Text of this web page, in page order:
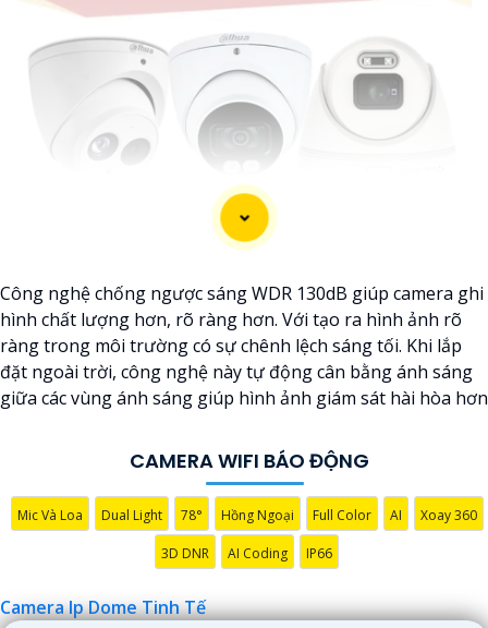
Công nghệ chống ngược sáng WDR 130dB giúp camera ghi
hình chất lượng hơn, rõ ràng hơn. Với tạo ra hình ảnh rõ
ràng trong môi trường có sự chênh lệch sáng tối. Khi lắp
đặt ngoài trời, công nghệ này tự động cân bằng ánh sáng
giữa các vùng ánh sáng giúp hình ảnh giám sát hài hòa hơn
CAMERA WIFI BÁO ĐỘNG
Mic Và Loa Dual Light 78° Hồng Ngoại Full Color AI Xoay 360
3D DNR AI Coding IP66
Camera Ip Dome Tinh Tế